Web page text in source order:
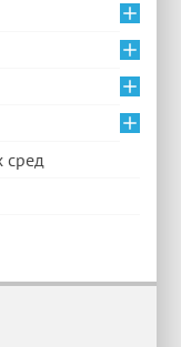
сред